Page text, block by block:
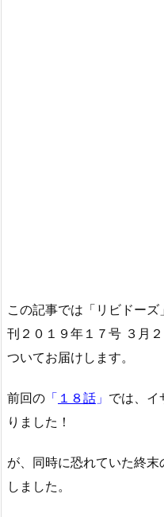
この記事では「リビドー
刊２０１９年１７号 ３月
ついてお届けします。
前回の 「 １８話 」 では、イ
りました！
が、同時に恐れていた終
しました。